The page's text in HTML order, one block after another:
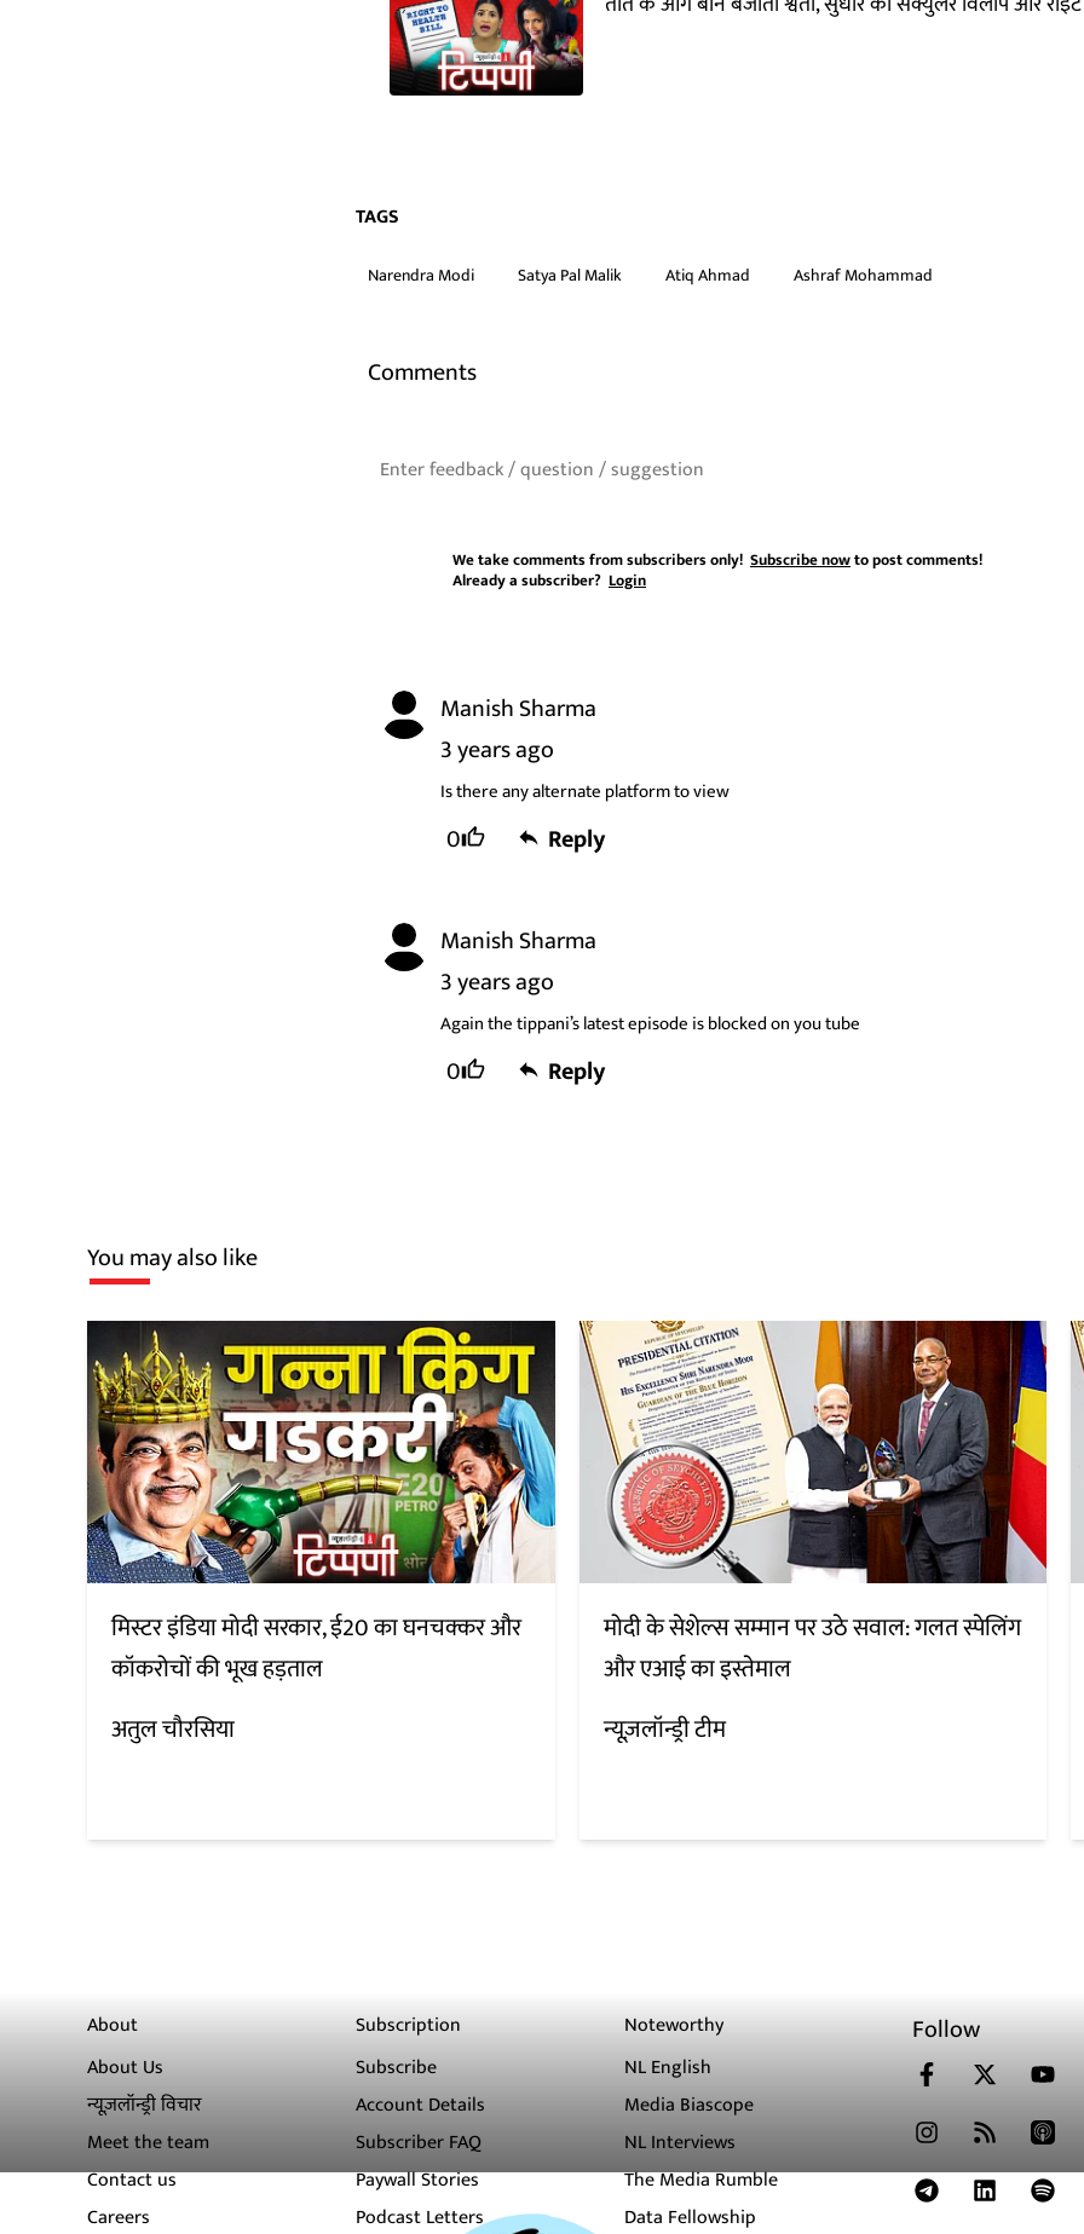
TAGS
Narendra Modi Satya Pal Malik Atiq Ahmad Ashraf Mohammad
Comments
We take comments from subscribers only! Subscribe nowto post comments!
Already a subscriber? Login
Manish Sharma
3 years ago
Is there any alternate platform to view
0 Reply
Manish Sharma
3 years ago
Again the tippani’s latest episode is blocked on you tube
0 Reply
You may also like
मिस्टर इंडिया मोदी सरकार, ई20 का घनचक्कर और
कॉकरोचों की भूख हड़ताल
अतुल चौरसिया
मोदी के सेशेल्स सम्मान पर उठे सवाल: गलत स्पेलिंग
और एआई का इस्तेमाल
न्यूज़लॉन्ड्री टीम
About
About Us
न्यूज़लॉन्ड्री विचार
Meet the team
Contact us
Careers
Subscription
Subscribe
Account Details
Subscriber FAQ
Paywall Stories
Podcast Letters
Noteworthy
NL English
Media Biascope
NL Interviews
The Media Rumble
Data Fellowship
Follow